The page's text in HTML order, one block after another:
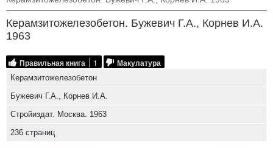
Керамзитожелезобетон. Бужевич Г.А., Корнев И.А.
1963
Правильная книга 1 Макулатура
Керамзитожелезобетон
Бужевич Г.А., Корнев И.А.
Стройиздат. Москва. 1963
236 страниц